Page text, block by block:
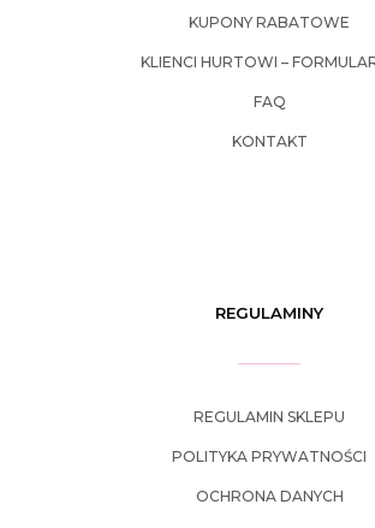
KUPONY RABATOWE
KLIENCI HURTOWI –
FAQ
KONTAKT
REGULAMINY
REGULAMIN SKLEPU
POLITYKA PRYWATNOŚCI
OCHRONA DANYCH